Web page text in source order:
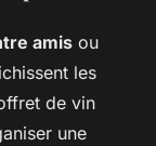
amis ou
les
de vin
une